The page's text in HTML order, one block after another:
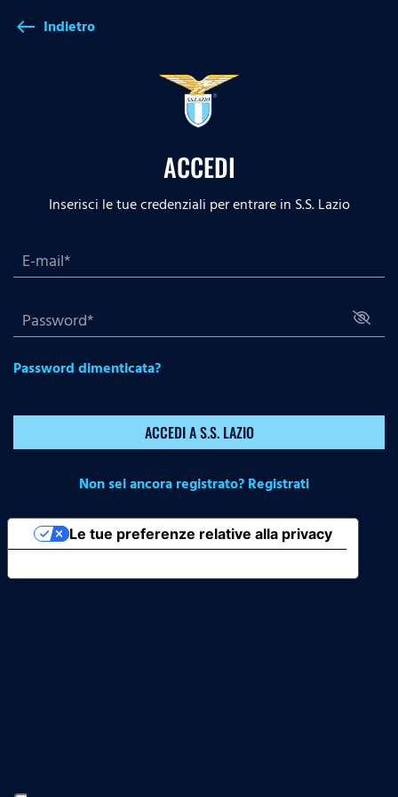
west Indietro
ACCEDI
Inserisci le tue credenziali per entrare in S.S. Lazio
Password dimenticata?
ACCEDI A S.S. LAZIO
Non sei ancora registrato? Registrati
Le tue preferenze relative alla privacy